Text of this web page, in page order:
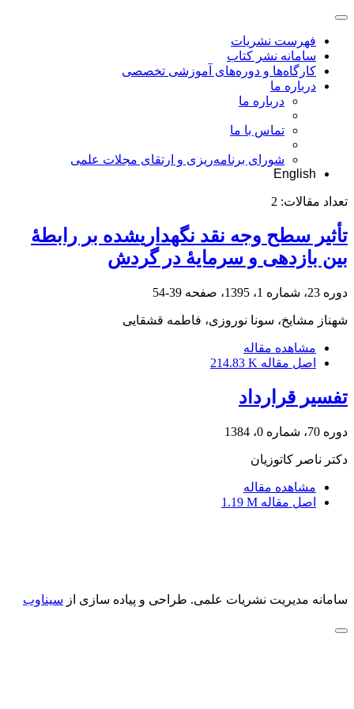
فهرست نشریات
سامانه نشر کتاب
کارگاه‌ها و دوره‌های آموزشی تخصصی
درباره ما
درباره ما
تماس با ما
شورای برنامه‌ریزی و ارتقای مجلات علمی
English
تعداد مقالات: 2
تأثیر سطح وجه نقد نگهداری‎شده بر رابطۀ
بین بازدهی و سرمایۀ در گردش
دوره 23، شماره 1، 1395، صفحه 39-54
شهناز مشایخ، سونا نوروزی، فاطمه قشقایی
مشاهده مقاله
اصل مقاله 214.83 K
تفسیر قرارداد
دوره 70، شماره 0، 1384
دکتر ناصر کاتوزیان
مشاهده مقاله
اصل مقاله 1.19 M
سامانه مدیریت نشریات علمی. طراحی و پیاده سازی از سیناوب